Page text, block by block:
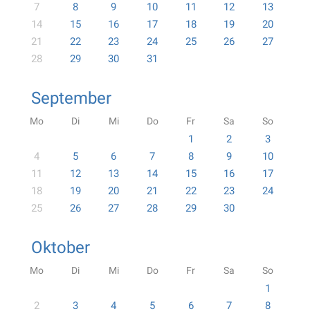
7
8 9 10 11 12
13
14
15 16 17 18 19
20
21
22 23 24 25 26
27
28
29 30 31
September
Mo Di Mi Do Fr Sa So
1 2
3
4
5 6 7 8 9
10
11
12 13 14 15 16
17
18
19 20 21 22 23
24
25
26 27 28 29 30
Oktober
Mo Di Mi Do Fr Sa So
1
2
3 4 5 6 7
8